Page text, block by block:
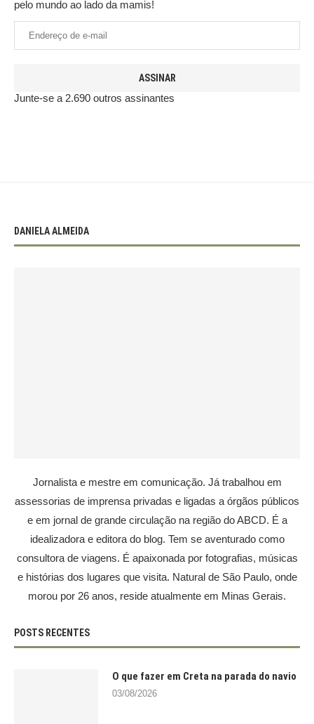
pelo mundo ao lado da mamis!
ASSINAR
Junte-se a 2.690 outros assinantes
DANIELA ALMEIDA
Jornalista e mestre em comunicação. Já trabalhou em
assessorias de imprensa privadas e ligadas a órgãos públicos
e em jornal de grande circulação na região do ABCD. É a
idealizadora e editora do blog. Tem se aventurado como
consultora de viagens. É apaixonada por fotografias, músicas
e histórias dos lugares que visita. Natural de São Paulo, onde
morou por 26 anos, reside atualmente em Minas Gerais.
POSTS RECENTES
O que fazer em Creta na parada do navio
03/08/2026